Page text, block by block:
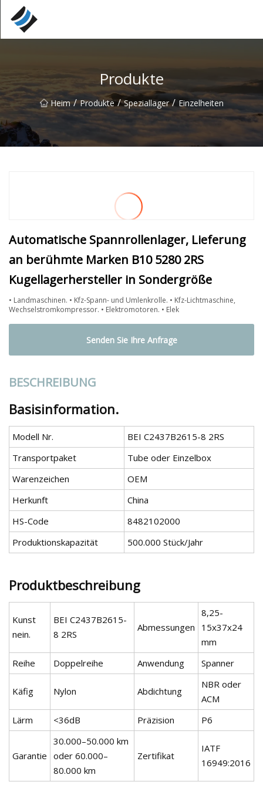
Produkte
Heim / Produkte / Speziallager / Einzelheiten
Automatische Spannrollenlager, Lieferung
an berühmte Marken B10 5280 2RS
Kugellagerhersteller in Sondergröße
• Landmaschinen. • Kfz-Spann- und Umlenkrolle. • Kfz-Lichtmaschine,
Wechselstromkompressor. • Elektromotoren. • Elek
Senden Sie Ihre Anfrage
BESCHREIBUNG
Basisinformation.
Modell Nr.
BEI C2437B2615-8 2RS
Transportpaket
Tube oder Einzelbox
Warenzeichen
OEM
Herkunft
China
HS-Code
8482102000
Produktionskapazität
500.000 Stück/Jahr
Produktbeschreibung
Kunst
nein.
BEI C2437B2615-
8 2RS
Abmessungen
8,25-
15x37x24
mm
Reihe
Doppelreihe Anwendung Spanner
Käfig Nylon Abdichtung
NBR oder
ACM
Lärm
<36dB Präzision P6
Garantie
30.000–50.000 km
oder 60.000–
80.000 km
Zertifikat
IATF
16949:2016